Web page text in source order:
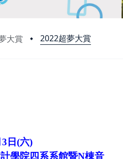
大賞 2022超夢大賞
日(六)
學院四系系館暨N棟音